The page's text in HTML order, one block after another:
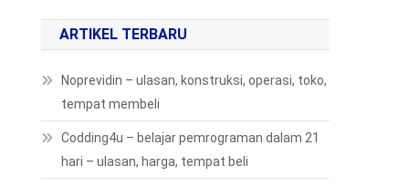
ARTIKEL TERBARU
Noprevidin – ulasan, konstruksi, operasi, toko,
tempat membeli
Codding4u – belajar pemrograman dalam 21
hari – ulasan, harga, tempat beli